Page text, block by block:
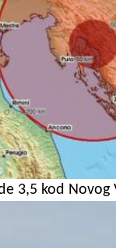
3,5 kod Novog